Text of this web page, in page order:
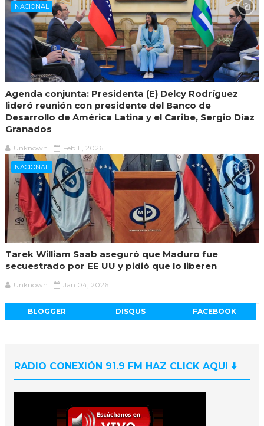
NACIONAL
Agenda conjunta: Presidenta (E) Delcy Rodríguez
lideró reunión con presidente del Banco de
Desarrollo de América Latina y el Caribe, Sergio Díaz
Granados
Unknown Feb 11, 2026
NACIONAL
Tarek William Saab aseguró que Maduro fue
secuestrado por EE UU y pidió que lo liberen
Unknown Jan 04, 2026
BLOGGER DISQUS FACEBOOK
RADIO CONEXIÓN 91.9 FM HAZ CLICK AQUI ⬇️